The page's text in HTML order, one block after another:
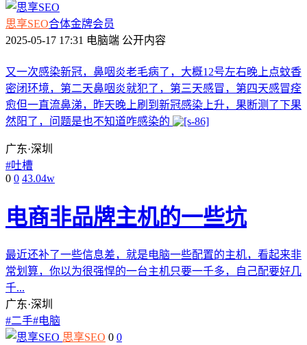
思享SEO合体金牌会员
2025-05-17 17:31 电脑端 公开内容
又一次感染新冠，鼻咽炎老毛病了，大概12号左右晚上点蚊香
密闭环境，第二天鼻咽炎就犯了，第三天感冒，第四天感冒痊
愈但一直流鼻涕，昨天晚上刷到新冠感染上升，果断测了下果
然阳了，问题是也不知道咋感染的
广东·深圳
#吐槽
0 0 43.04w
电商非品牌主机的一些坑
最近还补了一些信息差，就是电脑一些配置的主机，看起来非
常划算，你以为很强悍的一台主机只要一千多，自己配要好几
千...
广东·深圳
#二手#电脑
思享SEO 0 0